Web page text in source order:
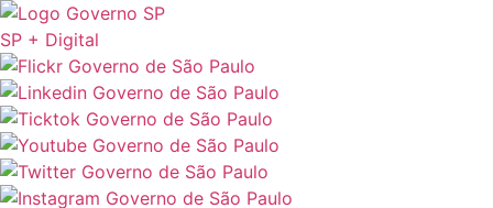
SP + Digital